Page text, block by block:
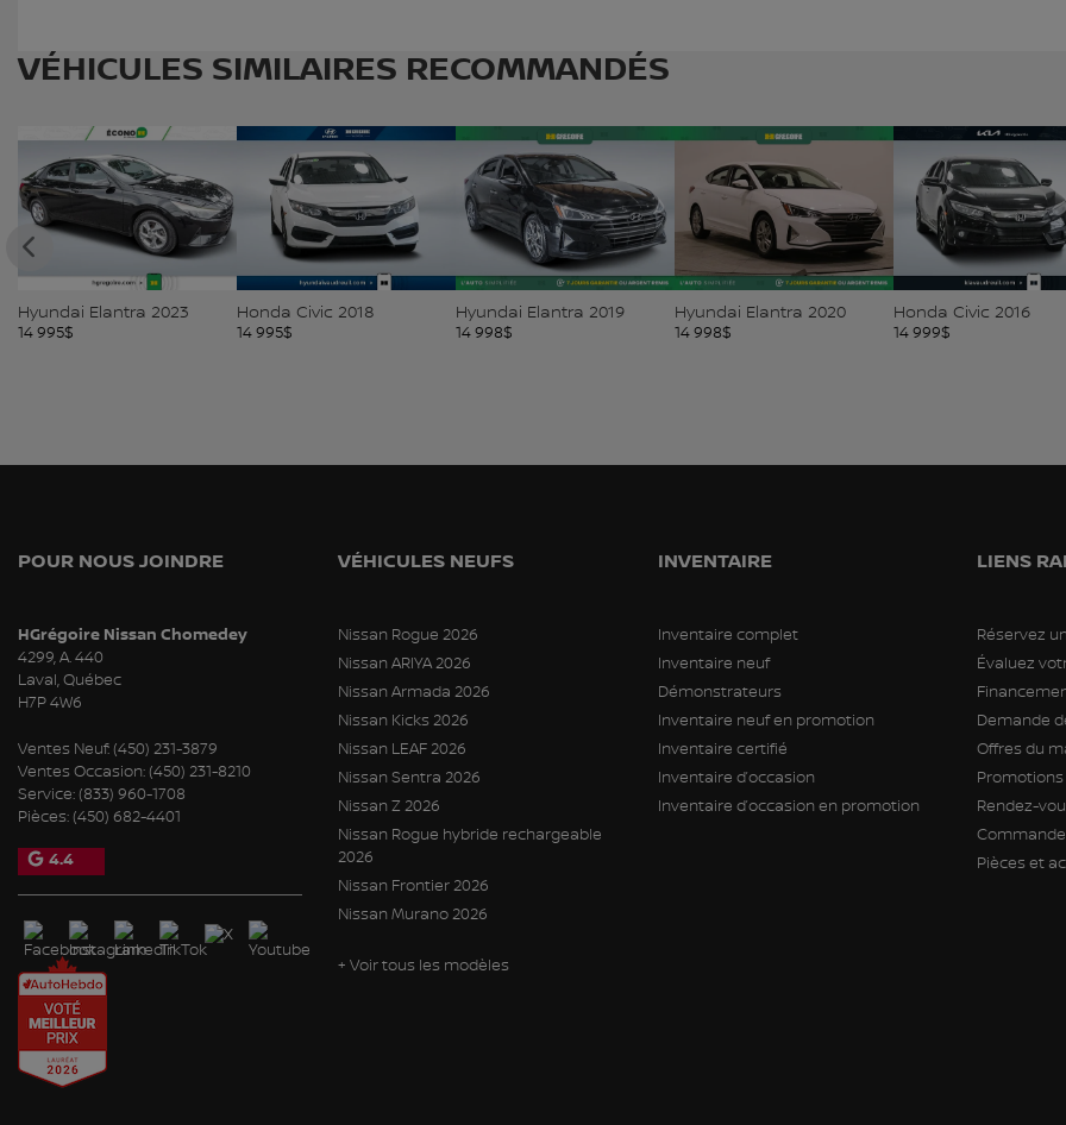
VÉHICULES SIMILAIRES RECOMMANDÉS
Hyundai Elantra 2023
14 995$
Honda Civic 2018
14 995$
Hyundai Elantra 2019
14 998$
Hyundai Elantra 2020
14 998$
Honda Civic 2016
14 999$
POUR NOUS JOINDRE
HGrégoire Nissan Chomedey
4299, A. 440
Laval,Québec
H7P 4W6
Ventes Neuf: (450) 231-3879
Ventes Occasion: (450) 231-8210
Service: (833) 960-1708
Pièces: (450) 682-4401
4.4
VÉHICULES NEUFS
Nissan Rogue 2026
Nissan ARIYA 2026
Nissan Armada 2026
Nissan Kicks 2026
Nissan LEAF 2026
Nissan Sentra 2026
Nissan Z 2026
Nissan Rogue hybride rechargeable
2026
Nissan Frontier 2026
Nissan Murano 2026
+ Voir tous les modèles
INVENTAIRE
Inventaire complet
Inventaire neuf
Démonstrateurs
Inventaire neuf en promotion
Inventaire certifié
Inventaire d’occasion
Inventaire d’occasion en promotion
LIENS
Réservez
Évaluez
Demande
Offres du
Rendez-
Pièces et